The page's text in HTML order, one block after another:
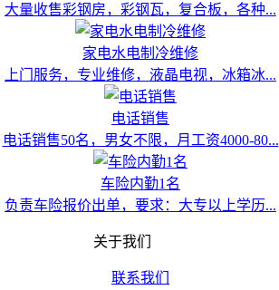
大量收售彩钢房，彩钢瓦，复合板，各种...
家电水电制冷维修
上门服务，专业维修，液晶电视，冰箱冰...
电话销售
电话销售50名，男女不限，月工资4000-80...
车险内勤1名
负责车险报价出单，要求：大专以上学历...
关于我们
联系我们